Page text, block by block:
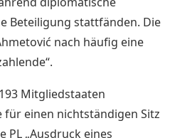
Beteiligung stattfänden. Die
nach häufig eine
Mitgliedstaaten
für einen nichtständigen Sitz
„Ausdruck eines